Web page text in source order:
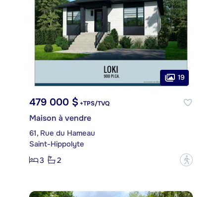
19
479 000 $ +TPS/TVQ
Maison à vendre
61, Rue du Hameau
Saint-Hippolyte
3
2 ?